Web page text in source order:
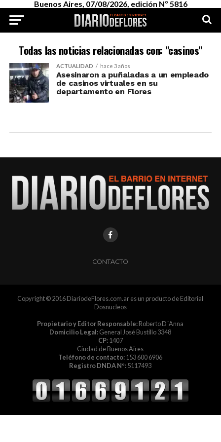
Buenos Aires, 07/08/2026, edición Nº 5816
Todas las noticias relacionadas con: "casinos"
ACTUALIDAD hace 3 años
Asesinaron a puñaladas a un empleado
de casinos virtuales en su
departamento en Flores
CONTACTO
Copyright © 2016 DiariodeFlores.com.ar es un producto de Editorial
Dosnucleos
Propietario y Editor Responsable:Roberto D´Anna
Domicilio Legal:General José Bustillo 3348
CP:1407
Ciudad de Buenos Aires
Teléfono de contacto:153 600 6906
Registro DNDA Nº:5117493